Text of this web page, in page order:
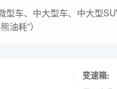
车、中大型车、中大型
耗”）
变速箱: